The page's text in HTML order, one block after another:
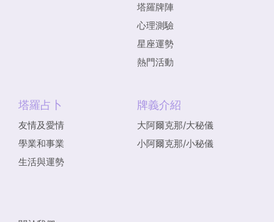
塔羅牌陣
心理測驗
星座運勢
熱門活動
塔羅占卜
友情及愛情
學業和事業
生活與運勢
牌義介紹
大阿爾克那/大秘儀
小阿爾克那/小秘儀